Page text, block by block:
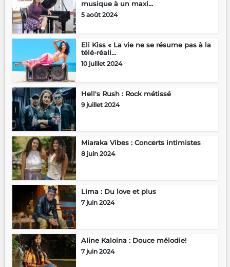
musique à un maxi...
5 août 2024
Eli Kiss « La vie ne se résume pas à la
télé-réali...
10 juillet 2024
Hell's Rush : Rock métissé
9 juillet 2024
Miaraka Vibes : Concerts intimistes
8 juin 2024
Lima : Du love et plus
7 juin 2024
Aline Kaloina : Douce mélodie!
7 juin 2024